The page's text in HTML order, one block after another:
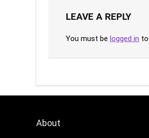
LEAVE A REPLY
You must be logged in
About